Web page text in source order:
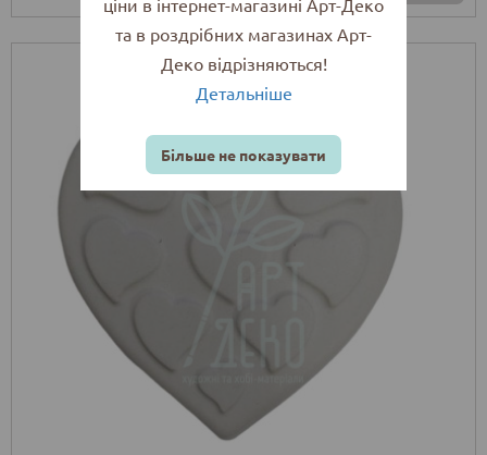
ціни в інтернет-магазині Арт-Деко
та в роздрібних магазинах Арт-
Деко відрізняються!
Детальніше
Більше не показувати